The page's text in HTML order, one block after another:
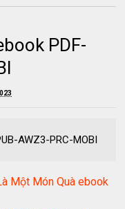
PDF-
AWZ3-PRC-MOBI
Một Món Quà ebook